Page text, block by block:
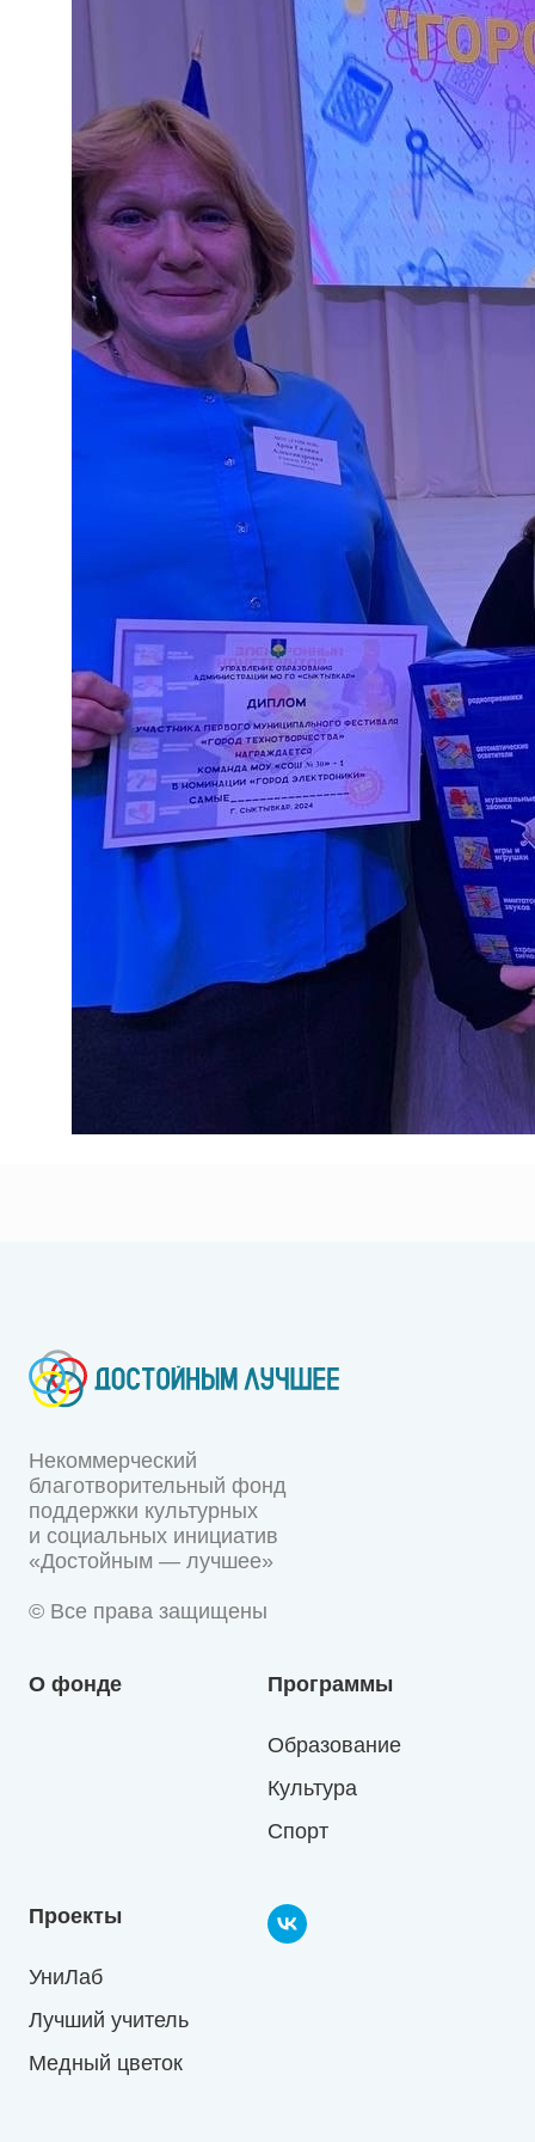
Некоммерческий
благотворительный фонд
поддержки культурных
и социальных инициатив
«Достойным — лучшее»
© Все права защищены
О фонде Программы
Образование
Культура
Спорт
Проекты
УниЛаб
Лучший учитель
Медный цветок